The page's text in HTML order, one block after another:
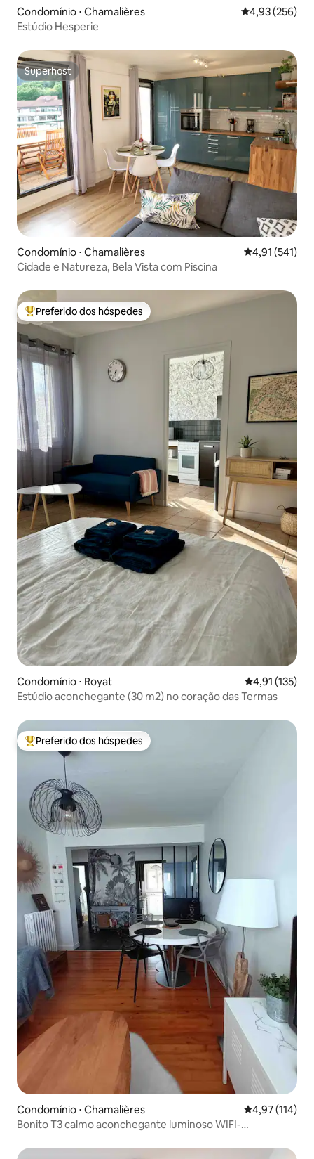
Condomínio ⋅ Chamalières 4,93 de uma
4,93 (256)
Estúdio Hesperie
Superhost
Superhost
Condomínio ⋅ Chamalières 4,91 de uma
4,91 (541)
Cidade e Natureza, Bela Vista com Piscina
Entre os melhores preferidos dos hóspedes
Preferido dos hóspedes
Condomínio ⋅ Royat 4,91 de uma
4,91 (135)
Estúdio aconchegante (30 m2) no coração das Termas
Entre os melhores preferidos dos hóspedes
Preferido dos hóspedes
Condomínio ⋅ Chamalières 4,97 de uma
4,97 (114)
Bonito T3 calmo aconchegante luminoso WIFI-